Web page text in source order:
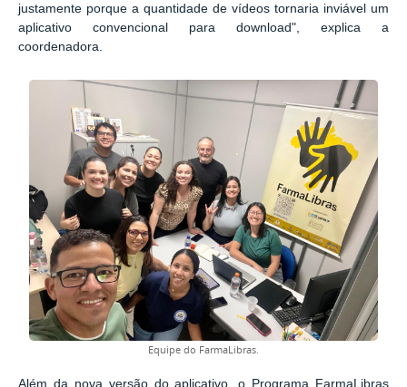
justamente porque a quantidade de vídeos tornaria inviável um
aplicativo convencional para download", explica a
coordenadora.
Equipe do FarmaLibras.
Além da nova versão do aplicativo, o Programa FarmaLibras